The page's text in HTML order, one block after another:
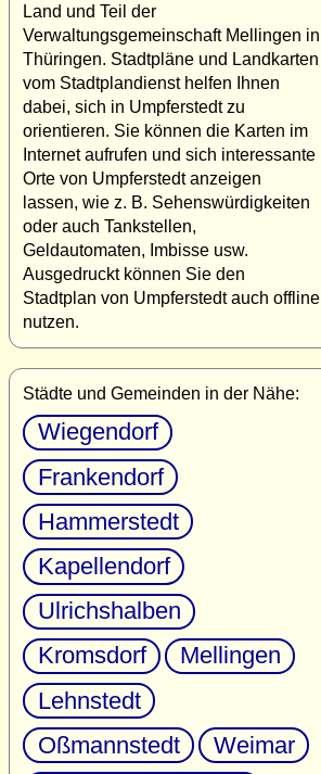
Land und Teil der
Verwaltungsgemeinschaft Mellingen in
Thüringen. Stadtpläne und Landkarten
vom Stadtplandienst helfen Ihnen
dabei, sich in Umpferstedt zu
orientieren. Sie können die Karten im
Internet aufrufen und sich interessante
Orte von Umpferstedt anzeigen
lassen, wie z. B. Sehenswürdigkeiten
oder auch Tankstellen,
Geldautomaten, Imbisse usw.
Ausgedruckt können Sie den
Stadtplan von Umpferstedt auch offline
nutzen.
Städte und Gemeinden in der Nähe:
Wiegendorf
Frankendorf
Hammerstedt
Kapellendorf
Ulrichshalben
Kromsdorf
Mellingen
Lehnstedt
Oßmannstedt
Weimar